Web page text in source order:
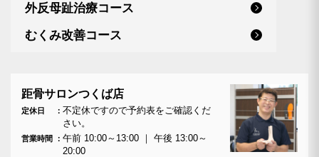
外反母趾治療コース
むくみ改善コース
距骨サロンつくば店
定休日
不定休ですので予約表をご確認くだ
さい。
営業時間
午前 10:00～13:00 ｜ 午後 13:00～
20:00